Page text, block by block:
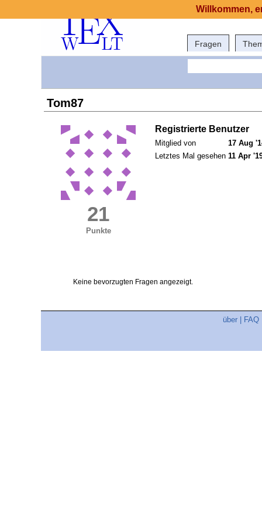
Fragen
Tom87
21
Punkte
Registrierte Benutzer
Mitglied von
17 Aug
Letztes Mal gesehen 11 Apr
Keine bevorzugten Fragen angezeigt.
über FAQ
Willkommen,